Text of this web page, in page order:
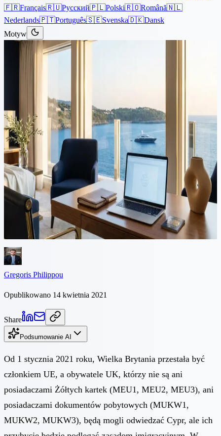
🇫🇷Français🇷🇺Русский🇵🇱Polski🇷🇴Română🇳🇱
Nederlands🇵🇹Português🇸🇪Svenska🇩🇰Dansk
Motyw
Artykuły› Imigracja
5 min czytania
Zaktualizowane zasady
imigracyjne dla obywateli
Wielkiej Brytanii na Cyprze po
Brexicie
Od 1 stycznia 2021 roku Wielka Brytania przestała być krajem
członkowskim UE, a obywatele Wielkiej Brytanii, którzy nie są
posiadaczami Żółtych kartek (MEU1, MEU2, MEU3) lub
dokumentów pobytowych (MUKW1, MUKW2, MUKW3),...
Gregoris Philippou
Opublikowano 14 kwietnia 2021
Share
Podsumowanie AI
Od 1 stycznia 2021 roku, Wielka Brytania przestała być
członkiem UE, a obywatele UK, którzy nie są ani
posiadaczami Żółtych kartek (MEU1, MEU2, MEU3), ani
posiadaczami dokumentów pobytowych (MUKW1,
MUKW2, MUKW3), będą mogli odwiedzać Cypr, ale ich